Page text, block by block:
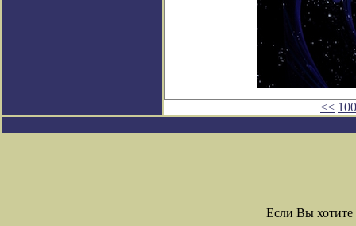
<<
Если Вы